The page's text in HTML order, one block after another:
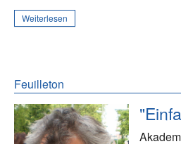
Weiterlesen
Feuilleton